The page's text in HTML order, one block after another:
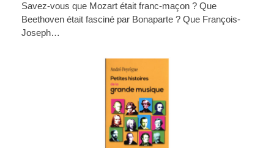
Savez-vous que Mozart était franc-maçon ? Que
Beethoven était fasciné par Bonaparte ? Que François-
Joseph…